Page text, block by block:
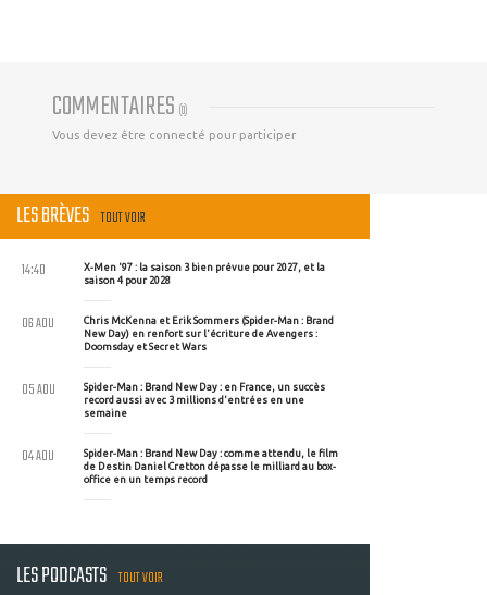
COMMENTAIRES (0)
Vous devez être connecté pour participer
LES BRÈVES TOUT VOIR
X-Men '97 : la saison 3 bien prévue pour 2027, et la
saison 4 pour 2028
14:40
Chris McKenna et Erik Sommers (Spider-Man : Brand
New Day) en renfort sur l'écriture de Avengers :
Doomsday et Secret Wars
06 AOU
Spider-Man : Brand New Day : en France, un succès
record aussi avec 3 millions d'entrées en une
semaine
05 AOU
Spider-Man : Brand New Day : comme attendu, le film
de Destin Daniel Cretton dépasse le milliard au box-
office en un temps record
04 AOU
LES PODCASTS TOUT VOIR